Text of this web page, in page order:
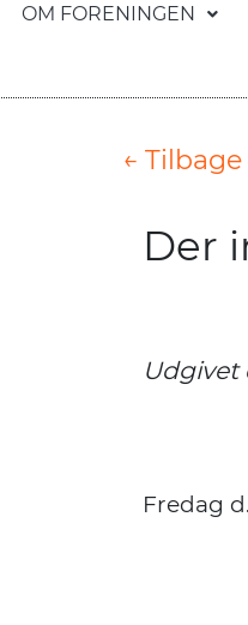
OM FORENINGEN
←
Der
Udgivet
Fredag